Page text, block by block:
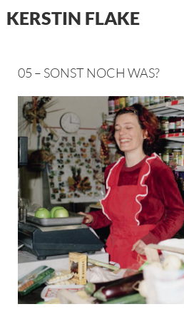
KERSTIN FLAKE
05 – SONST NOCH WAS?